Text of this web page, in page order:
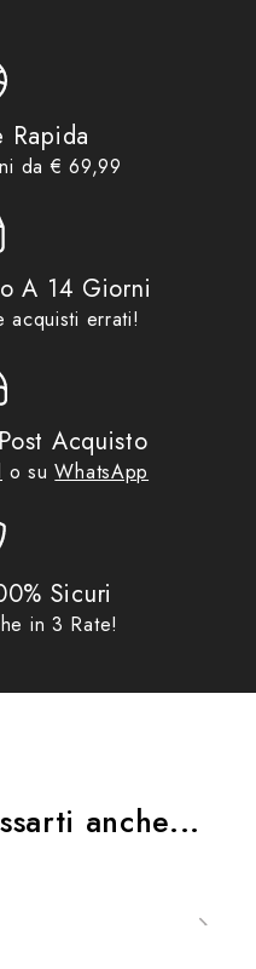
regalo fino ad €29,99
Ricambi
Rapida
da € 69,99
A 14 Giorni
acquisti errati!
Acquisto
o suWhatsApp
Sicuri
in 3 Rate!
anche...